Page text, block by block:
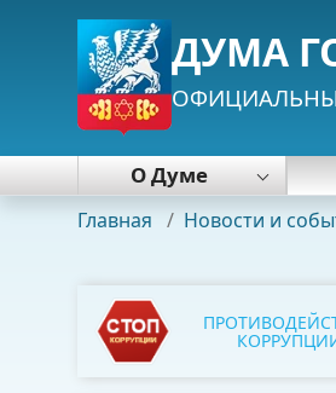
ДУМА
О Думе
Деятельность Думы
Почетная грамота Думы
Председатель Думы
Главная / Новости и